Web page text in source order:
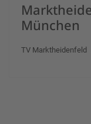
München
TV Marktheidenfeld